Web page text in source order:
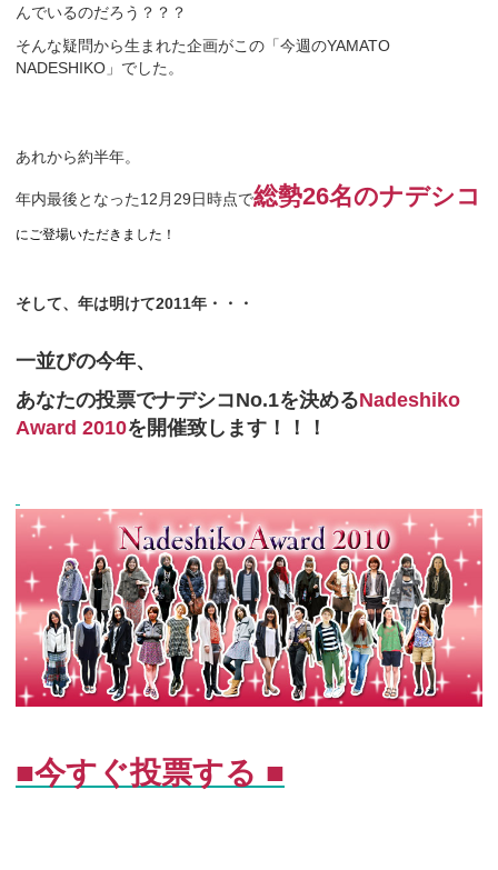
んでいるのだろう？？？
そんな疑問から生まれた企画がこの「今週のYAMATO
NADESHIKO」でした。
あれから約半年。
年内最後となった12月29日時点で総勢26名のナデシコ
にご登場いただきました！
そして、年は明けて2011年・・・
一並びの今年、
あなたの投票でナデシコNo.1を決めるNadeshiko
Award 2010を開催致します！！！
■今すぐ投票する ■